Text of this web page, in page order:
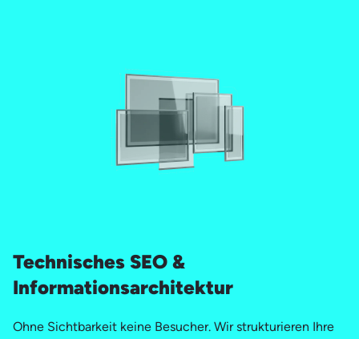
Technisches SEO &
Informationsarchitektur
Ohne Sichtbarkeit keine Besucher. Wir strukturieren Ihre